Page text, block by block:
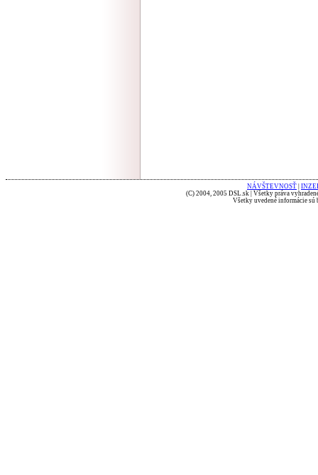
NÁVŠTEVNOSŤ
(C) 2004, 2005 DSL.sk | Všetky práva
Všetky uvedené informácie sú